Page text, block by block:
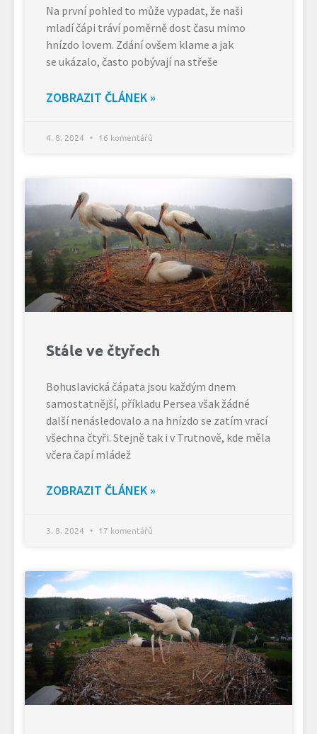
Na první pohled to může vypadat, že naši
mladí čápi tráví poměrně dost času mimo
hnízdo lovem. Zdání ovšem klame a jak
se ukázalo, často pobývají na střeše
ZOBRAZIT ČLÁNEK »
4. 8. 2024 16 komentářů
Stále ve čtyřech
Bohuslavická čápata jsou každým dnem
samostatnější, příkladu Persea však žádné
další nenásledovalo a na hnízdo se zatím vrací
všechna čtyři. Stejně tak i v Trutnově, kde měla
včera čapí mládež
ZOBRAZIT ČLÁNEK »
3. 8. 2024 17 komentářů